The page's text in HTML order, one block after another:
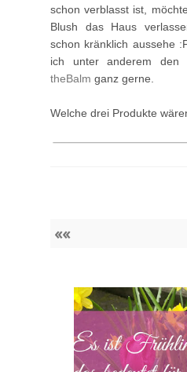
schon verblasst ist,
Blush das Haus
schon kränklich aussehe
ich unter anderem den
theBalm ganz gerne.
Welche drei Produkte
««